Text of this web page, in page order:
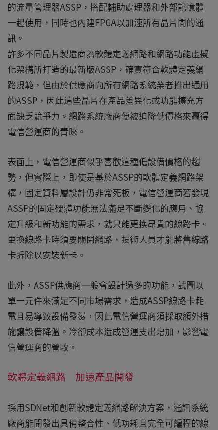
的流量管理器ASSP，搭配輔助處理器和外部記憶體
一起使用，同時也內建FPGA以加速所有晶片間的通
訊。
許多不同晶片製造商為軟體定義網路和網路功能虛擬
化架構所打造的最新版ASSP，確實符合軟體定義網
路規範，但由於供應商向所有網路系統業者推出通用
的ASSP，因此這些晶片在產品差異化或功能擴充方
面缺乏競爭力。網路系統廠商便被迫降低價格來贏得
電信營運商的青睞。
表面上，電信營運商似乎喜歡這種低設備價格的趨
勢，但實際上，即使是基於ASSP的軟體定義網路架
構，固定資料層設計仍非常死板，電信營運商若發現
ASSP的固定硬體功能無法滿足不斷變化的應用、協
定升級和新功能的需求，就只能更換昂貴的線路卡。
更換線路卡時須要關閉網路，技術人員才能將舊線路
卡拆除以安裝新卡。
此外，ASSP供應商一般會設計過多的功能，試圖以
單一元件來滿足不同市場需求，造成ASSP線路卡耗
電且易導致設備發燙，因此電信營運商須採取額外措
施讓設備降溫。冷卻成本造成營運支出增加，影響電
信營運商的營收。
軟體定義網路 加速產品開發
採用SDNet和創新軟體定義網路解決方案，通訊系統
廠商能開發出具備整合性、低功耗且完全可編程的線